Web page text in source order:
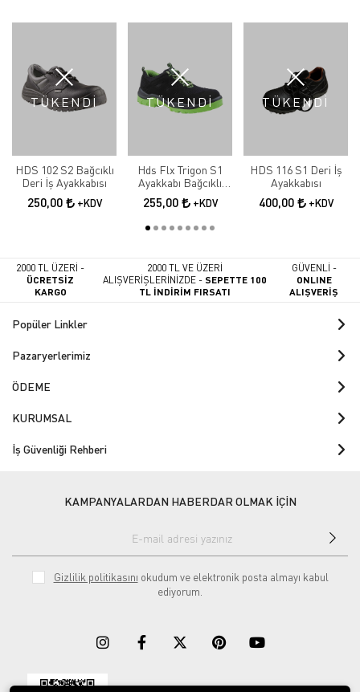
TÜKENDİ
HDS 102 S2 Bağcıklı
Deri İş Ayakkabısı
250,00 +KDV
TÜKENDİ
Hds Flx Trigon S1
Ayakkabı Bağcıklı
Yeşil İş Ayakkabısı
255,00 +KDV
TÜKENDİ
HDS 116 S1 Deri İş
Ayakkabısı
400,00 +KDV
2000 TL ÜZERİ -
ÜCRETSİZ
KARGO
2000 TL VE ÜZERİ
ALIŞVERİŞLERİNİZDE -SEPETTE 100
TL İNDİRİM FIRSATI
GÜVENLİ -
ONLINE
ALIŞVERİŞ
Popüler Linkler
Pazaryerlerimiz
ÖDEME
KURUMSAL
İş Güvenliği Rehberi
KAMPANYALARDAN HABERDAR OLMAK İÇİN
Gizlilik politikasını okudum ve elektronik posta almayı kabul
ediyorum.